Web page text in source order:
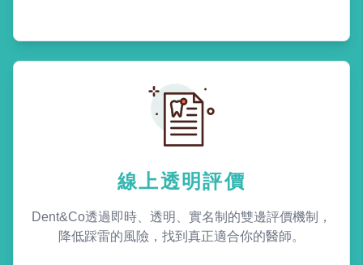
線上透明評價
Dent&Co透過即時、透明、實名制的雙邊評價機制，
降低踩雷的風險，找到真正適合你的醫師。